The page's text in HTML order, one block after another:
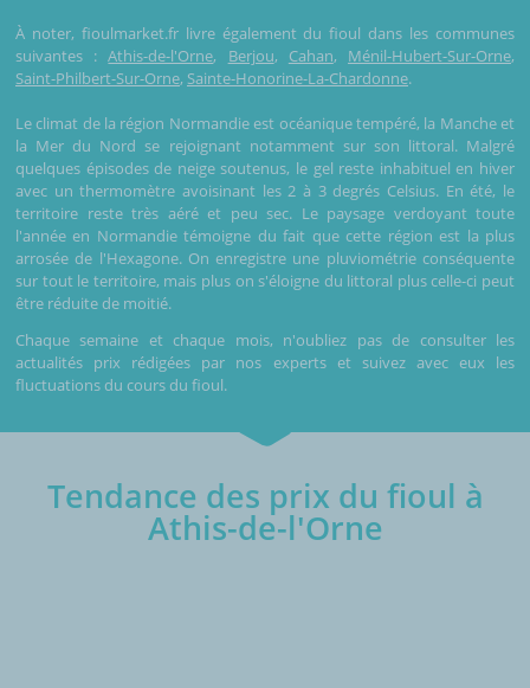
À noter, fioulmarket.fr livre également du fioul dans les communes
suivantes :Athis-de-l'Orne, Berjou, Cahan, Ménil-Hubert-Sur-Orne,
Saint-Philbert-Sur-Orne, Sainte-Honorine-La-Chardonne.
Le climat de la région Normandie est océanique tempéré, la Manche et
la Mer du Nord se rejoignant notamment sur son littoral. Malgré
quelques épisodes de neige soutenus, le gel reste inhabituel en hiver
avec un thermomètre avoisinant les 2 à 3 degrés Celsius. En été, le
territoire reste très aéré et peu sec. Le paysage verdoyant toute
l'année en Normandie témoigne du fait que cette région est la plus
arrosée de l'Hexagone. On enregistre une pluviométrie conséquente
sur tout le territoire, mais plus on s'éloigne du littoral plus celle-ci peut
être réduite de moitié.
Chaque semaine et chaque mois, n'oubliez pas de consulter les
actualités prix rédigées par nos experts et suivez avec eux les
fluctuations du cours du fioul.
Tendance des prix du fioul à
Athis-de-l'Orne